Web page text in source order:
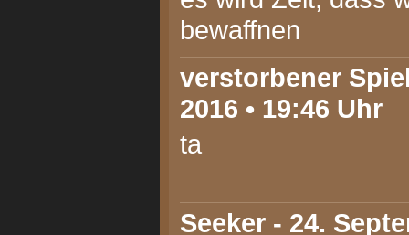
bewaffnen
verstorbener
2016 • 19:46 Uhr
ta
Seeker - 24.